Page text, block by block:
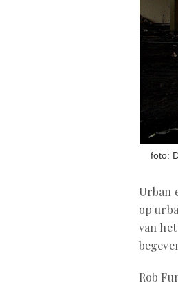
foto:
Urban
op
van
Rob